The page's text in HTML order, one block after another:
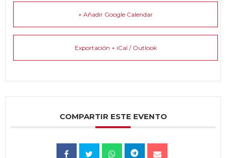
+ Añadir Google Calendar
Exportación + iCal / Outlook
COMPARTIR ESTE EVENTO